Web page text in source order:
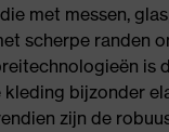
met messen,
scherpe randen
is
kleding bijzonder
zijn de